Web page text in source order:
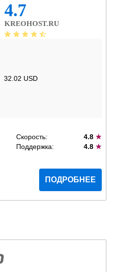
4.7
KREOHOST.RU
32.02 USD
Скорость: 4.8 ★
Поддержка: 4.8 ★
ПОДРОБНЕЕ